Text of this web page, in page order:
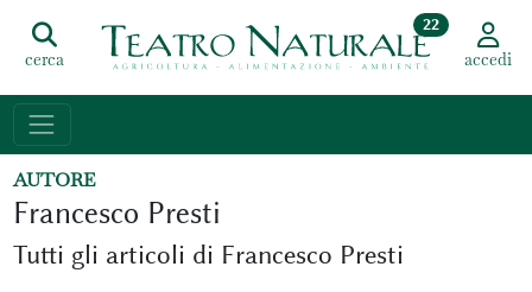
cerca
22
accedi
AUTORE
Francesco Presti
Tutti gli articoli di Francesco Presti